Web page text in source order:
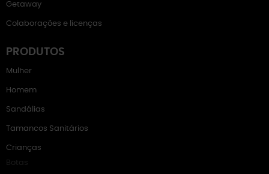
Getaway
Colaborações e licenças
PRODUTOS
Mulher
Homem
Sandálias
Tamancos Sanitários
Crianças
Botas